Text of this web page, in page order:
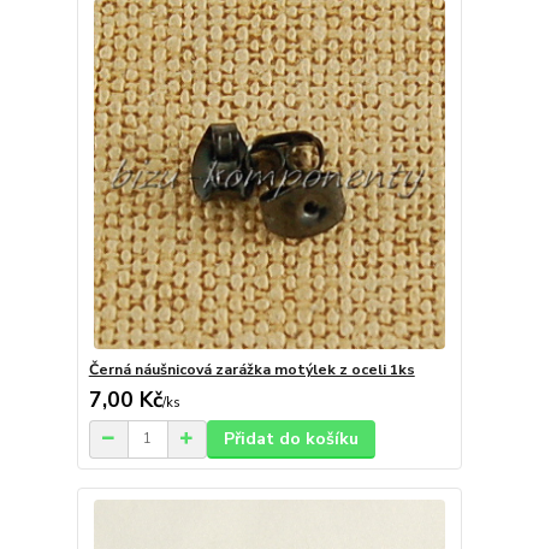
Černá náušnicová zarážka motýlek z oceli 1ks
7,00 Kč/ks
Přidat do košíku